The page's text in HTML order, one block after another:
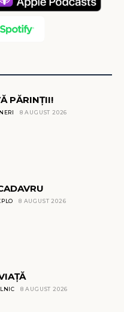
PĂRINȚII!
8 AUGUST 2026
8 AUGUST 2026
8 AUGUST 2026